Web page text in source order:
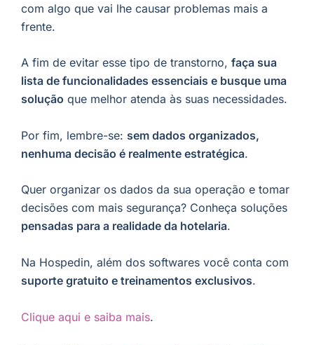
com algo que vai lhe causar problemas mais a
frente.
A fim de evitar esse tipo de transtorno, faça sua
lista de funcionalidades essenciais e busque uma
solução que melhor atenda às suas necessidades.
Por fim, lembre-se: sem dados organizados,
nenhuma decisão é realmente estratégica.
Quer organizar os dados da sua operação e tomar
decisões com mais segurança? Conheça soluções
pensadas para a realidade da hotelaria.
Na Hospedin, além dos softwares você conta com
suporte gratuito e treinamentos exclusivos.
Clique aqui e saiba mais.